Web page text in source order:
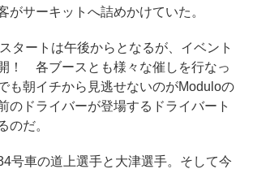
がサーキットへ詰めかけていた。
タートは午後からとなるが、イベント
！ 各ブースとも様々な催しを行なっ
も朝イチから見逃せないのがModuloの
のドライバーが登場するドライバート
のだ。
号車の道上選手と大津選手。そして今